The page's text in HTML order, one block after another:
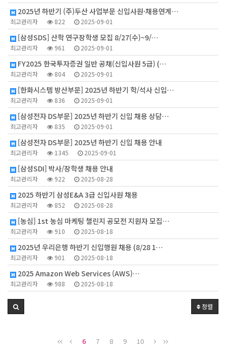
2025년 하반기 (주)두산 사업부문 신입사원·채용연계…
최고관리자 822 2025-09-01
[삼성SDS] 산학 연구장학생 모집 8/27(수)~9/…
최고관리자 961 2025-09-01
FY2025 한국투자증권 일반 공채(신입사원 5급) (…
최고관리자 804 2025-09-01
[한화시스템 방산부문] 2025년 하반기 학/석사 신입…
최고관리자 836 2025-09-01
[삼성전자 DS부문] 2025년 하반기 신입 채용 상담…
최고관리자 835 2025-09-01
[삼성전자 DS부문] 2025년 하반기 신입 채용 안내
최고관리자 1345 2025-09-01
[삼성SDI] 박사/장학생 채용 안내
최고관리자 922 2025-08-28
2025 하반기 삼성E&A 3급 신입사원 채용
최고관리자 852 2025-08-28
[농심] 1st 농심 마케팅 챌린지 공모전 지원자 모집…
최고관리자 910 2025-08-18
2025년 우리은행 하반기 신입행원 채용 (8/28 1…
최고관리자 901 2025-08-18
2025 Amazon Web Services (AWS)…
최고관리자 988 2025-08-18
정렬
6 7 8 9 10